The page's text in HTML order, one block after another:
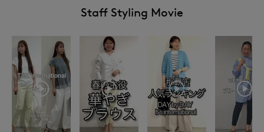
Staff Styling Movie